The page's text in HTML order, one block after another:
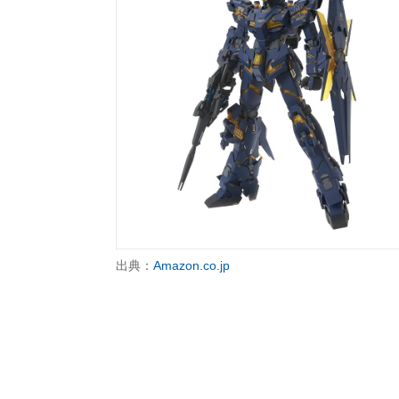
出典： Amazon.co.jp